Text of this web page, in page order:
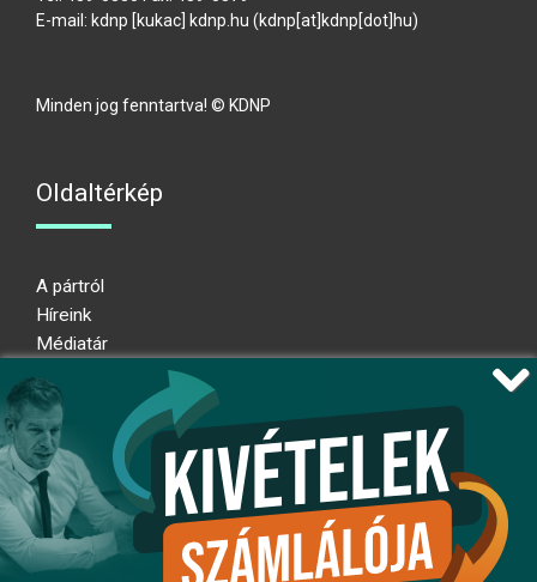
E-mail: kdnp [kukac] kdnp.hu (kdnp[at]kdnp[dot]hu)
Minden jog fenntartva! © KDNP
Oldaltérkép
A pártról
Híreink
Médiatár
Adatkezelési nyilatkozat
Átláthatósági nyilatkozat
Ugrás az oldal tetejére
Kövessen minket!